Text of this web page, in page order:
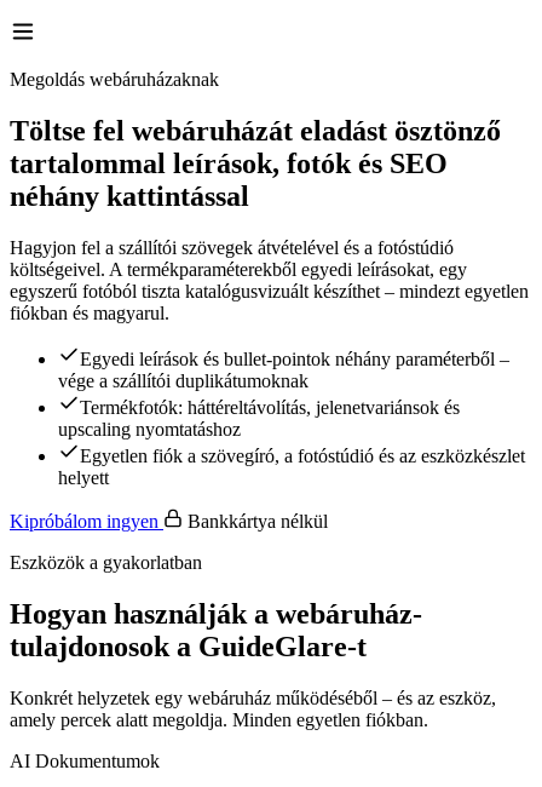
Megoldás webáruházaknak
Töltse fel webáruházát eladást ösztönző
tartalommal leírások, fotók és SEO
néhány kattintással
Hagyjon fel a szállítói szövegek átvételével és a fotóstúdió
költségeivel. A termékparaméterekből egyedi leírásokat, egy
egyszerű fotóból tiszta katalógusvizuált készíthet – mindezt egyetlen
fiókban és magyarul.
Egyedi leírások és bullet-pointok néhány paraméterből –
vége a szállítói duplikátumoknak
Termékfotók: háttéreltávolítás, jelenetvariánsok és
upscaling nyomtatáshoz
Egyetlen fiók a szövegíró, a fotóstúdió és az eszközkészlet
helyett
Kipróbálom ingyen
Bankkártya nélkül
Eszközök a gyakorlatban
Hogyan használják a webáruház-
tulajdonosok a GuideGlare-t
Konkrét helyzetek egy webáruház működéséből – és az eszköz,
amely percek alatt megoldja. Minden egyetlen fiókban.
AI Dokumentumok